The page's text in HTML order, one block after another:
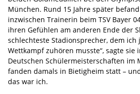
München. Rund 15 Jahre später
inzwischen Trainerin beim TSV Bayer
ihren Gefühlen am anderen Ende der
schlechteste Stadionsprecher, dem ich
Wettkampf zuhören musste“, sagte sie
Deutschen Schülermeisterschaften im
fanden damals in Bietigheim statt –
das war ich.